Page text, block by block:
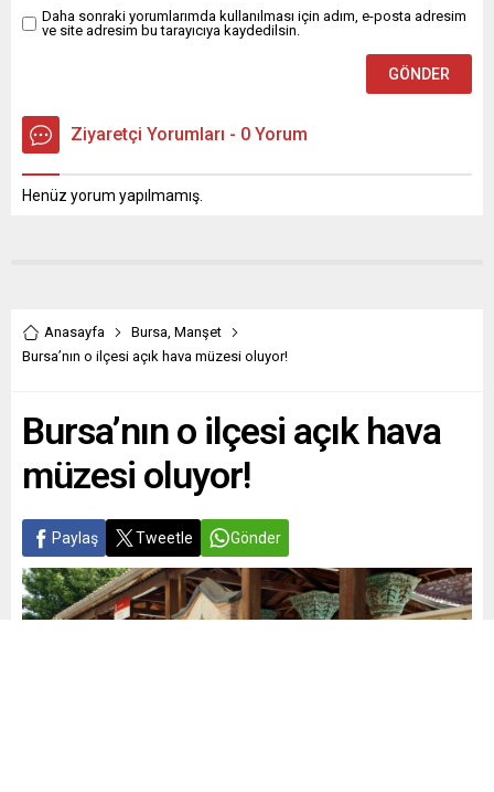
ziyaretlerde bulunan...
Daha sonraki yorumlarımda kullanılması için adım, e-posta adresim
ve site adresim bu tarayıcıya kaydedilsin.
Ziyaretçi Yorumları - 0 Yorum
Henüz yorum yapılmamış.
Anasayfa Bursa, Manşet
Bursa’nın o ilçesi açık hava müzesi oluyor!
Bursa’nın o ilçesi açık hava
müzesi oluyor!
Paylaş Tweetle Gönder